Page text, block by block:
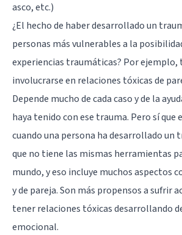
asco, etc.)
¿El hecho de haber desarrollado un
personas más vulnerables a la
experiencias traumáticas? Por ejemplo,
involucrarse en relaciones tóxicas de
Depende mucho de cada caso y de la
haya tenido con ese trauma. Pero sí que
cuando una persona ha desarrollado un
que no tiene las mismas herramientas
mundo, y eso incluye muchos aspectos
y de pareja. Son más propensos a sufrir
tener relaciones tóxicas desarrollando
emocional.